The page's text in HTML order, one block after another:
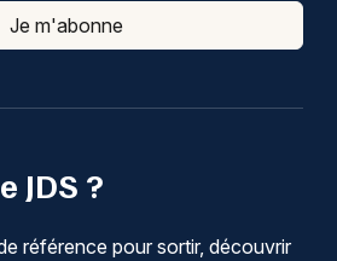
JDS ?
référence pour sortir, découvrir
Je m'abonne